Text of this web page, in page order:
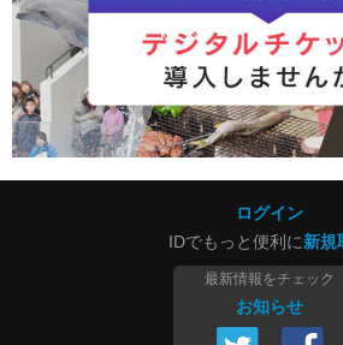
ログイン
IDでもっと便利に新規
最新情報をチェック
お知らせ